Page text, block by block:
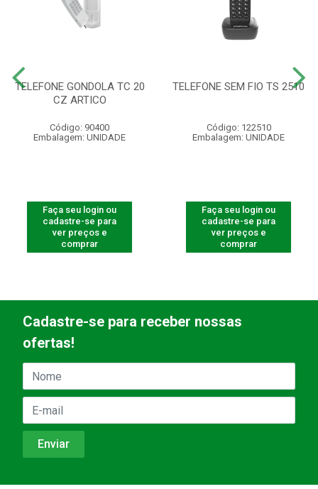
TELEFONE GONDOLA TC 20
CZ ARTICO
Código: 90400
Embalagem: UNIDADE
Faça seu login ou
cadastre-se para
ver preços e
comprar
TELEFONE SEM FIO TS 2510
Código: 122510
Embalagem: UNIDADE
Faça seu login ou
cadastre-se para
ver preços e
comprar
Cadastre-se para receber nossas
ofertas!